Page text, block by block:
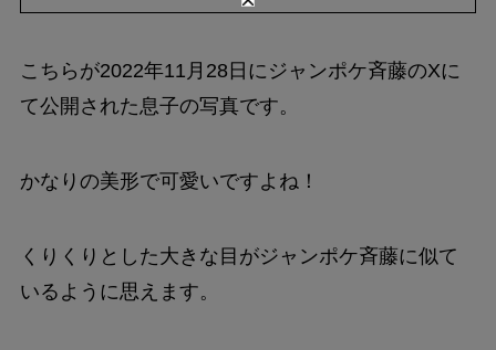
こちらが2022年11月28日にジャンポケ斉藤のXに
て公開された息子の写真です。
かなりの美形で可愛いですよね！
くりくりとした大きな目がジャンポケ斉藤に似て
いるように思えます。